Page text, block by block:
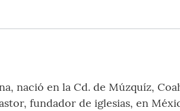
nació en la Cd. de Múzquíz,
fundador de iglesias, en